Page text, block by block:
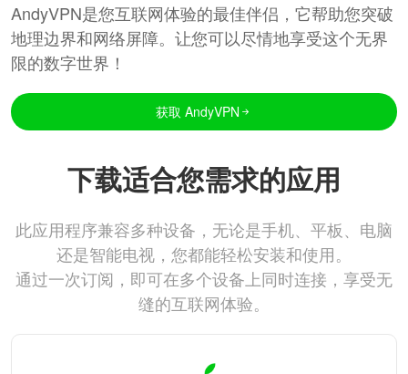
AndyVPN是您互联网体验的最佳伴侣，它帮助您突破
地理边界和网络屏障。让您可以尽情地享受这个无界
限的数字世界！
获取 AndyVPN
下载适合您需求的应用
此应用程序兼容多种设备，无论是手机、平板、电脑
还是智能电视，您都能轻松安装和使用。
通过一次订阅，即可在多个设备上同时连接，享受无
缝的互联网体验。